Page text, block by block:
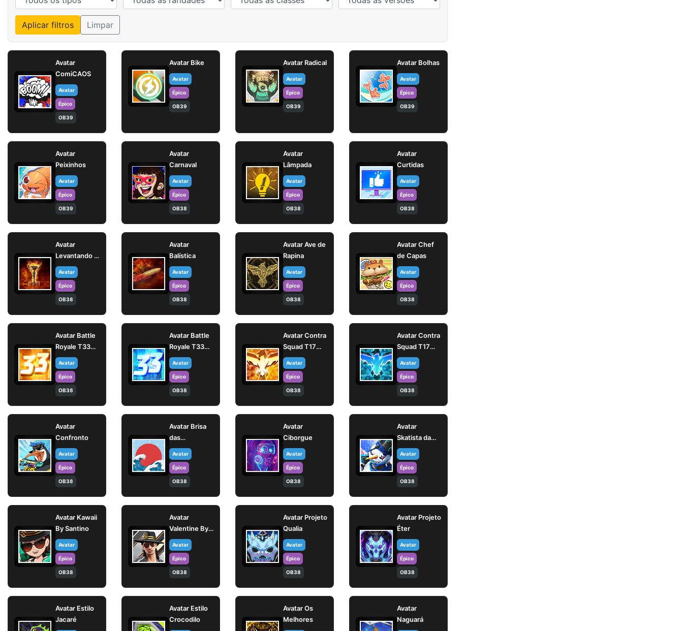
Aplicar filtros Limpar
Avatar
ComiCAOS
Avatar
Épico
OB39
Avatar Bike
Avatar
Épico
OB39
Avatar Radical
Avatar
Épico
OB39
Avatar Bolhas
Avatar
Épico
OB39
Avatar
Peixinhos
Avatar
Épico
OB39
Avatar
Carnaval
Avatar
Épico
OB38
Avatar
Lâmpada
Avatar
Épico
OB38
Avatar
Curtidas
Avatar
Épico
OB38
Avatar
Levantando a
Taça
Avatar
Épico
OB38
Avatar
Balística
Avatar
Épico
OB38
Avatar Ave de
Rapina
Avatar
Épico
OB38
Avatar Chef
de Capas
Avatar
Épico
OB38
Avatar Battle
Royale T33
(Elite)
Avatar
Épico
OB38
Avatar Battle
Royale T33
(Mestre)
Avatar
Épico
OB38
Avatar Contra
Squad T17
(Elite)
Avatar
Épico
OB38
Avatar Contra
Squad T17
(Mestre)
Avatar
Épico
OB38
Avatar
Confronto
Avatar
Épico
OB38
Avatar Brisa
das
Montanhas
Avatar
Épico
OB38
Avatar
Ciborgue
Avatar
Épico
OB38
Avatar
Skatista da
Neve
Avatar
Épico
OB38
Avatar Kawaii
By Santino
Avatar
Épico
OB38
Avatar
Valentine By
Santino
Avatar
Épico
OB38
Avatar Projeto
Qualia
Avatar
Épico
OB38
Avatar Projeto
Éter
Avatar
Épico
OB38
Avatar Estilo
Jacaré
Avatar Estilo
Crocodilo
Avatar Os
Melhores
Avatar
Naguará